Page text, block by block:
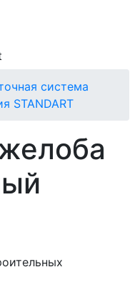
система
STANDART